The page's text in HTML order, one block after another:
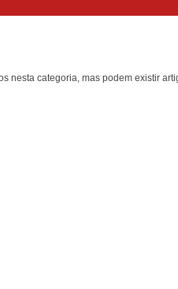
nesta categoria, mas podem existir